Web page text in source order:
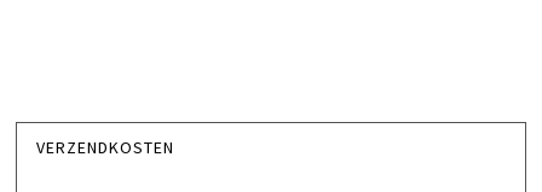
VERZENDKOSTEN